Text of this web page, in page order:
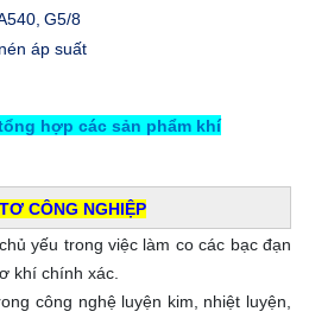
G5/8
áp suất
hợp các sản phẩm khí
CÔNG NGHIỆP
yếu trong việc làm co các bạc đạn
khí chính xác.
công nghệ luyện kim, nhiệt luyện,